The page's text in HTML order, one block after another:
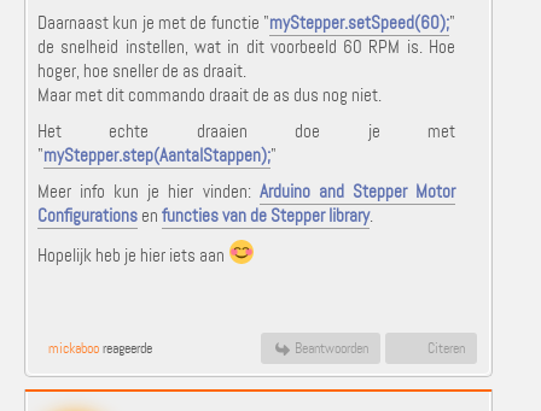
Daarnaast kun je met de functie "myStepper.setSpeed(60);"
de snelheid instellen, wat in dit voorbeeld 60 RPM is. Hoe
hoger, hoe sneller de as draait.
Maar met dit commando draait de as dus nog niet.
Het echte draaien doe je met
"myStepper.step(AantalStappen);"
Meer info kun je hier vinden: Arduino and Stepper Motor
Configurations en functies van de Stepper library.
Hopelijk heb je hier iets aan
mickabooreageerde Beantwoorden Citeren